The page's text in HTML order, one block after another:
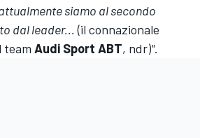
siamo al secondo
dal leader... (il connazionale
team Audi Sport ABT, ndr)".